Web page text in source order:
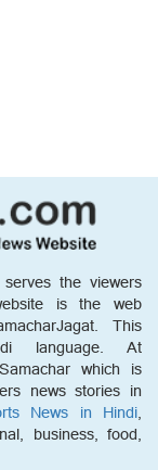
the viewers
is the web
This
language. At
which is
news stories in
News in Hindi,
business, food,